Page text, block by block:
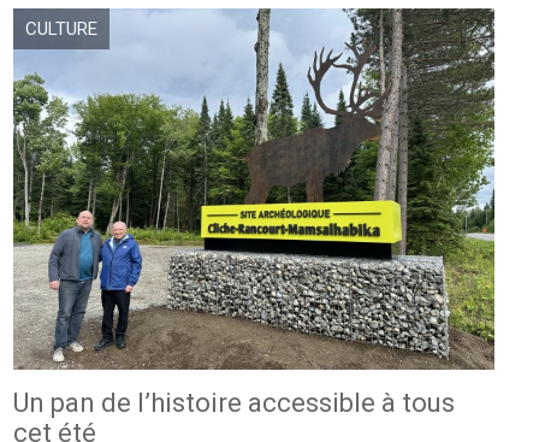
CULTURE
Un pan de l’histoire accessible à tous
cet été